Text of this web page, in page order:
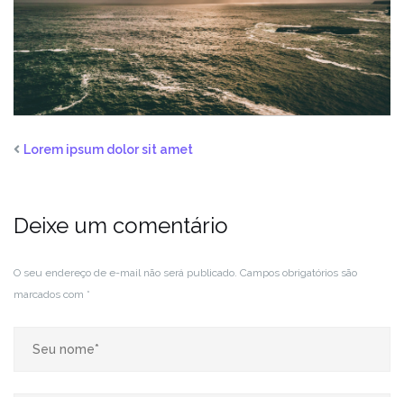
Lorem ipsum dolor sit amet
Deixe um comentário
O seu endereço de e-mail não será publicado. Campos obrigatórios são
marcados com *